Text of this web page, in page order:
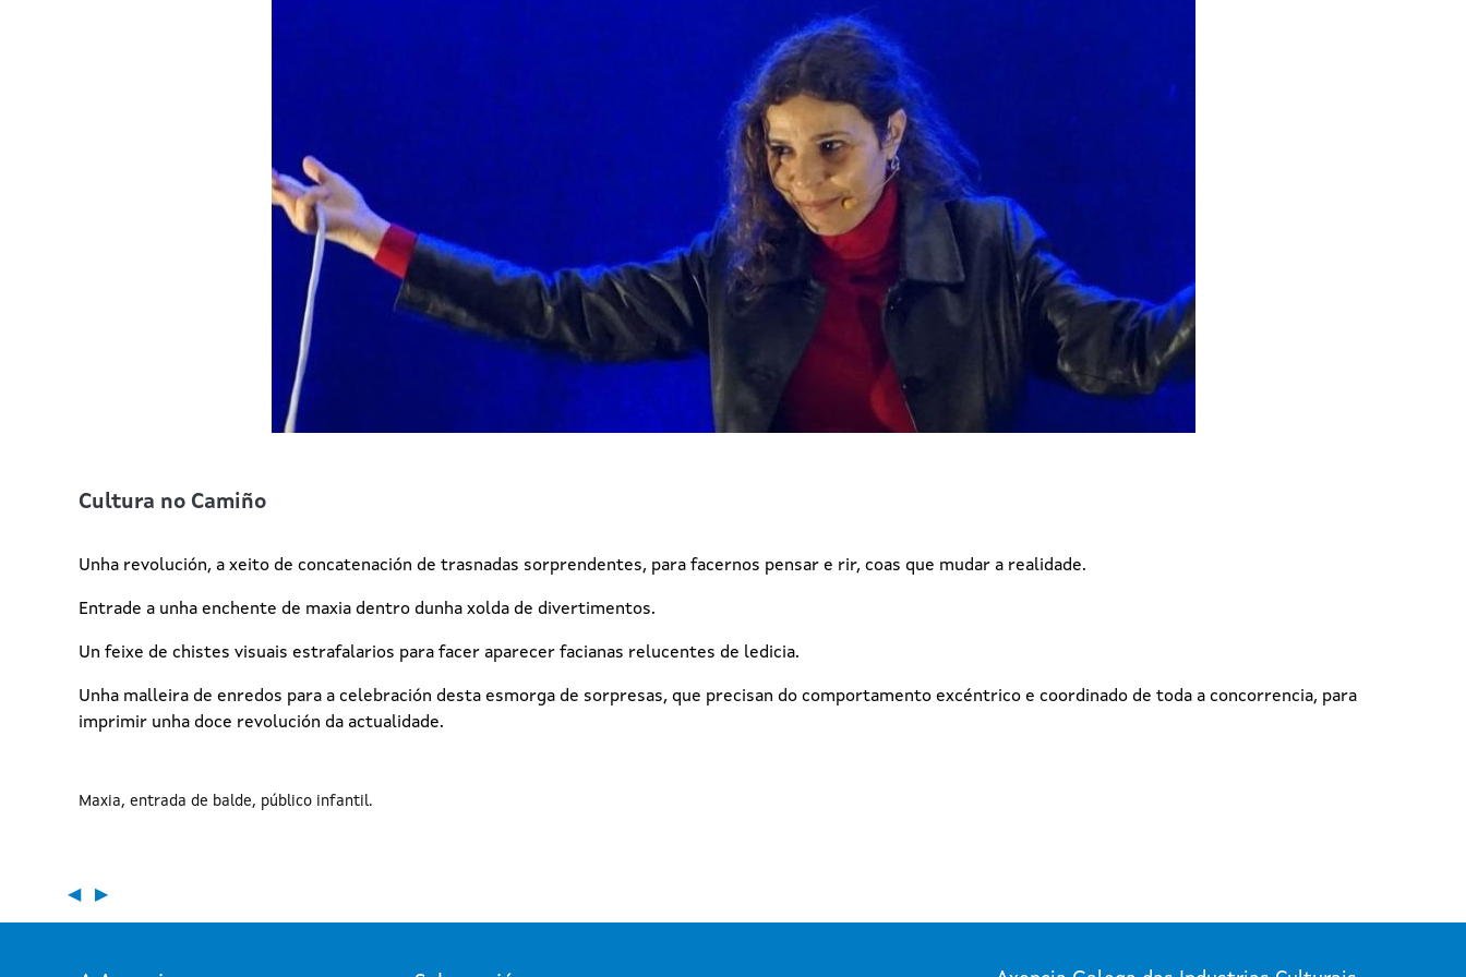
Cultura no Camiño
Unha revolución, a xeito de concatenación de trasnadas sorprendentes, para facernos pensar e rir, coas que mudar a realidade.
Entrade a unha enchente de maxia dentro dunha xolda de divertimentos.
Un feixe de chistes visuais estrafalarios para facer aparecer facianas relucentes de ledicia.
Unha malleira de enredos para a celebración desta esmorga de sorpresas, que precisan do comportamento excéntrico e coordinado de toda a concorrencia, para
imprimir unha doce revolución da actualidade.
Maxia entrada de balde público infantil
◀ ▶